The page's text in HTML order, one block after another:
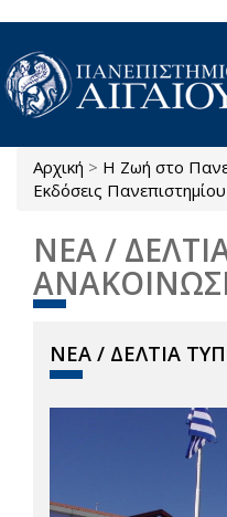
Παράκαμψη προς το κυρίως
Είστε εδώ
Αρχική > Η Ζωή στο
Εκδόσεις Πανεπιστημίου
ΝΕΑ /
ΝΕΑ / ΔΕΛΤΙΑ